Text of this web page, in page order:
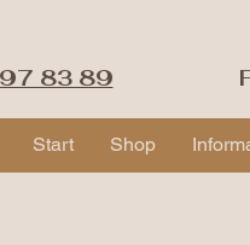
Start Shop
83 89